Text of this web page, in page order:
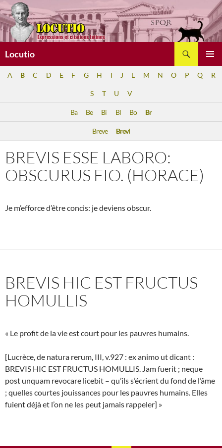
Aller
au
contenu
Locutio
A B C D E F G H I J L M N O P Q R
S T U V
Ba Be Bi Bl Bo Br
Breve Brevi
BREVIS ESSE LABORO:
OBSCURUS FIO. (HORACE)
Je m’efforce d’être concis: je deviens obscur.
BREVIS HIC EST FRUCTUS
HOMULLIS
« Le profit de la vie est court pour les pauvres humains.
[Lucrèce, de natura rerum, III, v.927 : ex animo ut dicant :
BREVIS HIC EST FRUCTUS HOMULLIS. Jam fuerit ; neque
post unquam revocare licebit – qu’ils s’écrient du fond de l’âme
; quelles courtes jouissances pour les pauvres humains. Elles
fuient déjà et l’on ne les peut jamais rappeler] »